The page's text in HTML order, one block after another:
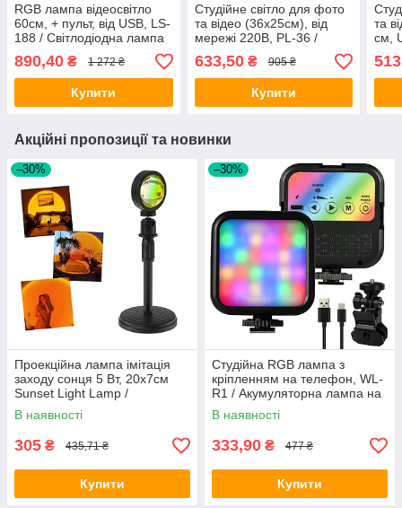
RGB лампа відеосвітло
60см, + пульт, від USB, LS-
188 / Світлодіодна лампа
жезл / LED лампа для
фото
890,40 ₴ 1 272 ₴
Купити
Студійне світло для фото
та відео (36х25см), від
мережі 220В, PL-36 /
Прямокутна LED лампа /
Відеосвітло
633,50₴ 905 ₴
Купити
та
см,
Акційні пропозиції та новинки
–30%
Проекційна лампа імітація
заходу сонця 5 Вт, 20х7см
Sunset Light Lamp /
Атмосферна лампа-нічник
USB що імітує захід сонця
В наявності
305 ₴ 435,71 ₴
Купити
–30%
Студійна RGB лампа з
кріпленням на телефон, WL-
R1 / Акумуляторна лампа на
телефон / Відеосвітло
портативне
В наявності
333,90 ₴ 477 ₴
Купити